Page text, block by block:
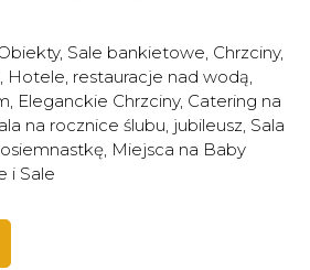
, Sale bankietowe, Chrzciny,
, Hotele, restauracje nad wodą,
, Eleganckie Chrzciny, Catering na
na rocznice ślubu, jubileusz, Sala
, Miejsca na Baby
i Sale